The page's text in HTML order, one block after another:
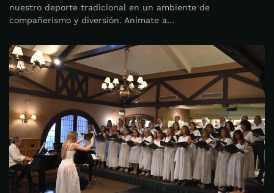
nuestro deporte tradicional en un ambiente de
compañerismo y diversión. Anímate a…